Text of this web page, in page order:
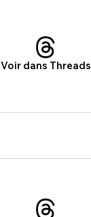
Voir dans Threads